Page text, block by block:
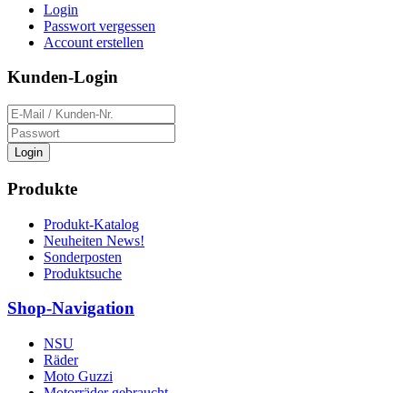
Login
Passwort vergessen
Account erstellen
Kunden-Login
Login
Produkte
Produkt-Katalog
Neuheiten News!
Sonderposten
Produktsuche
Shop-Navigation
NSU
Räder
Moto Guzzi